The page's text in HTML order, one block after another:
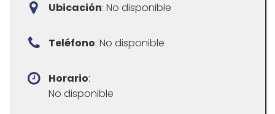
Ubicación: No disponible
Teléfono: No disponible
Horario:
No disponible